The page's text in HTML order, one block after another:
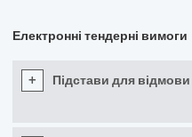
Електронні тендерні вимоги
+ Підстави для відмови